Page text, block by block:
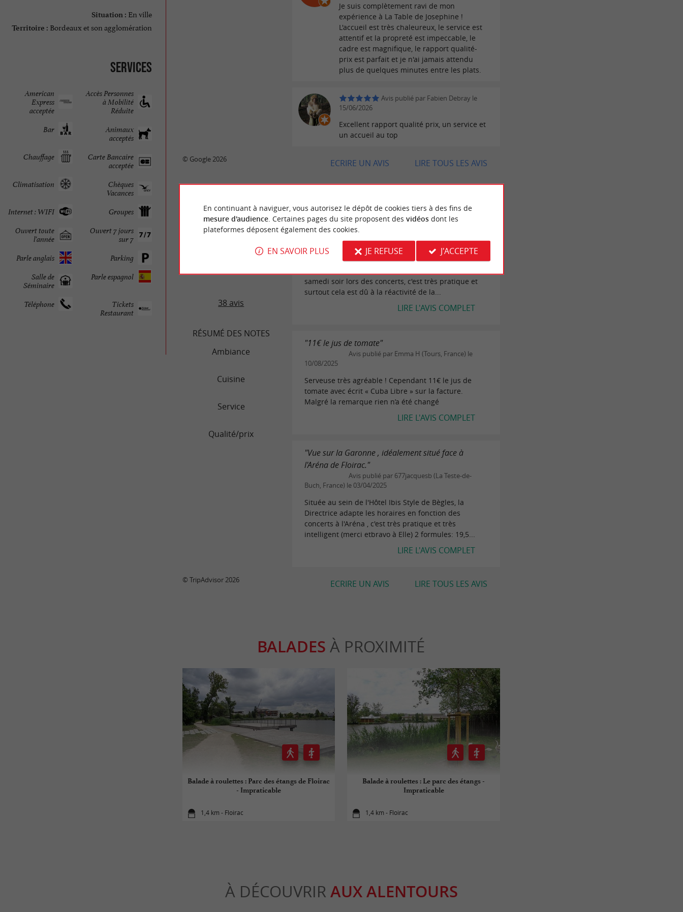
Situation : En ville
Territoire : Bordeaux et son agglomération
Services
Accès Personnes
à Mobilité
Réduite
American
Express
acceptée
Animaux
acceptés
Bar
Carte Bancaire
acceptée
Chauffage
Chèques
Vacances
Climatisation
Groupes
Internet : WIFI
Ouvert 7 jours
sur 7
Ouvert toute
l'année
Parking
Parle anglais
Parle espagnol
Salle de
Séminaire
Tickets
Restaurant
Téléphone
Je suis complètement ravi de mon
expérience à La Table de Josephine !
L'accueil est très chaleureux, le service est
attentif et la propreté est impeccable, le
cadre est magnifique, le rapport qualité-
prix est parfait et je n'ai jamais attendu
plus de quelques minutes entre les plats.
Avis publié par Fabien Debray le
15/06/2026
Excellent rapport qualité prix, un service et
un accueil au top
LIRE TOUS LES AVIS
ECRIRE UN AVIS
© Google 2026
AVIS DES VOYAGEURS
LA TABLE DE JOSÉPHINE
38 avis
RÉSUMÉ DES NOTES
Ambiance
Cuisine
Service
Qualité/prix
"Restaurant d'Hôtel idéal."
Avis publié par 677jacquesb (La Teste-de-
Buch, France) le 29/11/2025
Restaurant d'Hôtel, idéalement placé en face de
samedi soir lors des concerts, c'est très pratique et
surtout cela est dû à la réactivité de la...
LIRE L'AVIS COMPLET
"11€ le jus de tomate"
Avis publié par Emma H (Tours, France) le
10/08/2025
Serveuse très agréable ! Cependant 11€ le jus de
tomate avec écrit « Cuba Libre » sur la facture.
Malgré la remarque rien n’a été changé
LIRE L'AVIS COMPLET
"Vue sur la Garonne , idéalement situé face à
l'Aréna de Floirac."
Avis publié par 677jacquesb (La Teste-de-
Buch, France) le 03/04/2025
Située au sein de l'Hôtel Ibis Style de Bègles, la
Directrice adapte les horaires en fonction des
concerts à l'Aréna , c'est très pratique et très
intelligent (merci etbravo à Elle) 2 formules: 19,5...
LIRE L'AVIS COMPLET
LIRE TOUS LES AVIS
ECRIRE UN AVIS
© TripAdvisor 2026
BALADES À PROXIMITÉ
Balade à roulettes : Parc des étangs de Floirac
- Impraticable
1,4 km - Floirac
Balade à roulettes : Le parc des étangs -
Impraticable
1,4 km - Floirac
À DÉCOUVRIR AUX ALENTOURS
En continuant à naviguer, vous autorisez le dépôt de cookies tiers à des fins de
mesure d'audience. Certaines pages du site proposent des vidéosdont les
plateformes déposent également des cookies.
EN SAVOIR PLUS JE REFUSE J'ACCEPTE